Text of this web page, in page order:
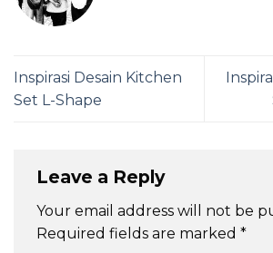
Inspirasi Desain Kitchen
Set L-Shape
Leave a Reply
Your email address will not be
Required fields are marked *